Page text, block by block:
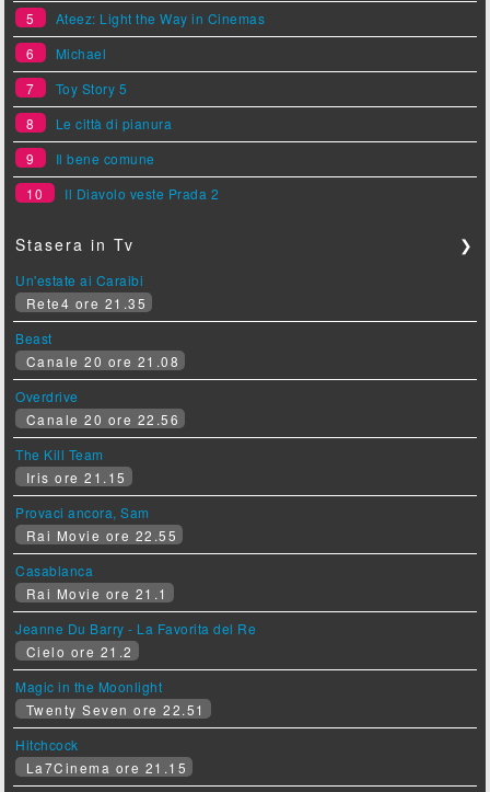
5
Ateez: Light the Way in Cinemas
6
Michael
7
Toy Story 5
8
Le città di pianura
9
Il bene comune
10
Il Diavolo veste Prada 2
Stasera in Tv ❯
Un'estate ai Caraibi
Rete4 ore 21.35
Beast
Canale 20 ore 21.08
Overdrive
Canale 20 ore 22.56
The Kill Team
Iris ore 21.15
Provaci ancora, Sam
Rai Movie ore 22.55
Casablanca
Rai Movie ore 21.1
Jeanne Du Barry - La Favorita del Re
Cielo ore 21.2
Magic in the Moonlight
Twenty Seven ore 22.51
Hitchcock
La7Cinema ore 21.15